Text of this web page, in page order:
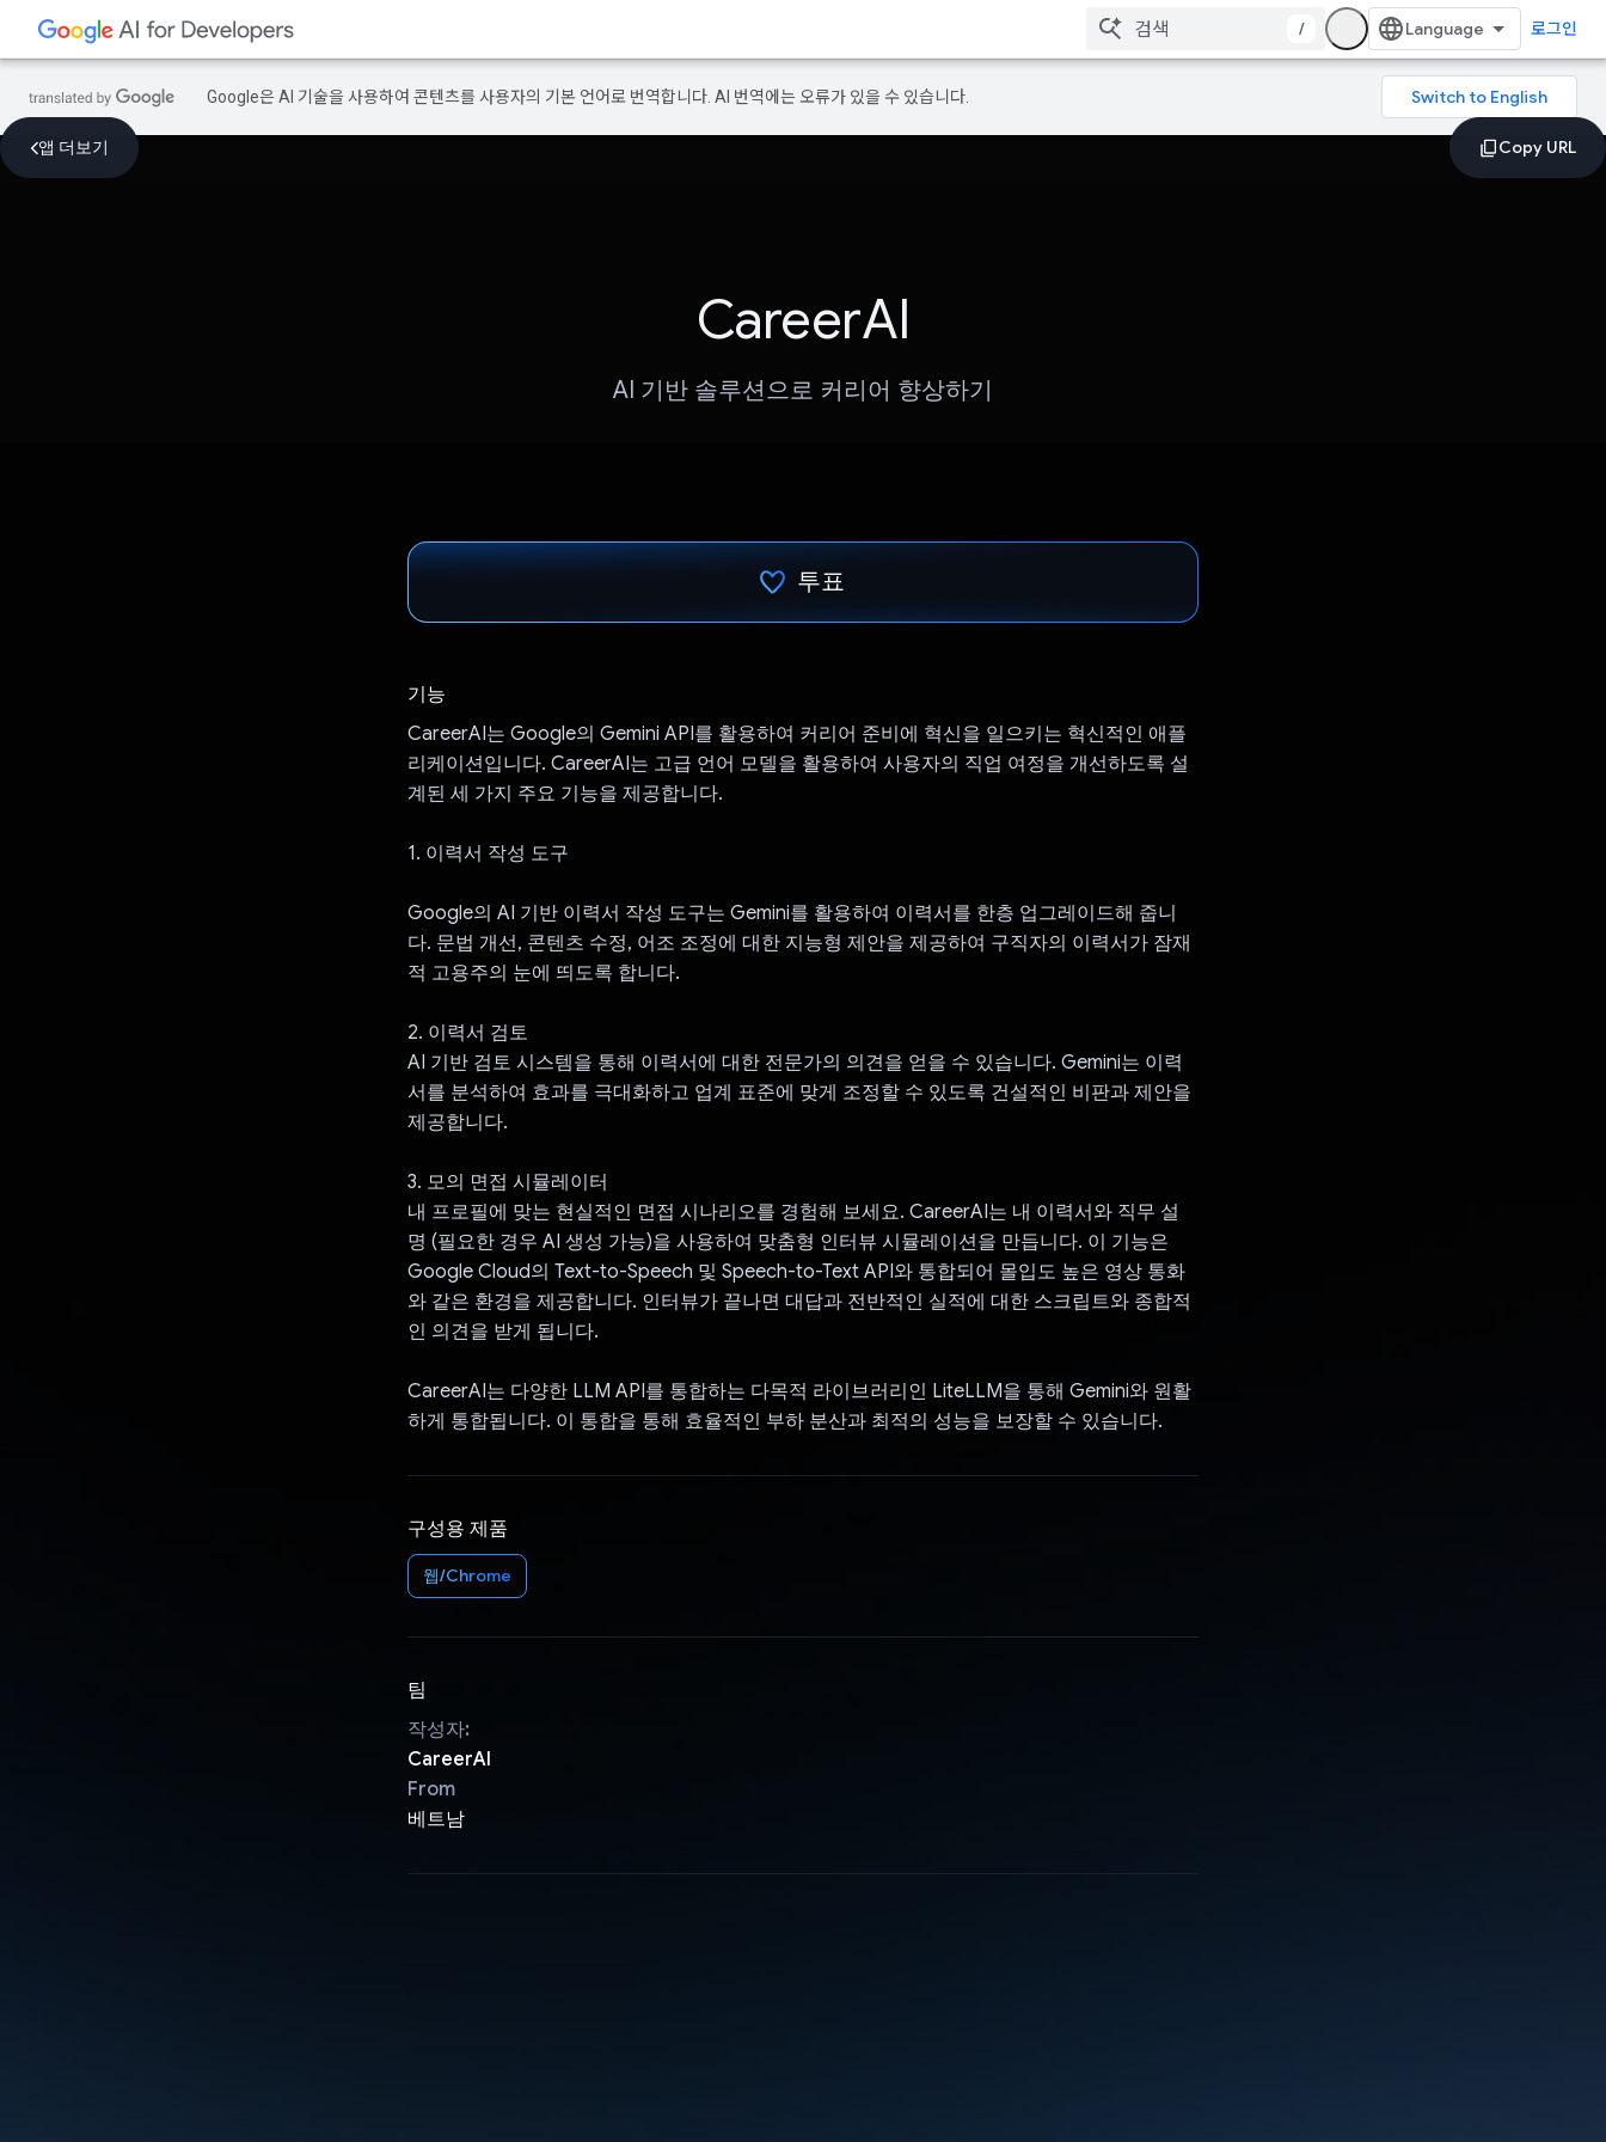
/ 로그인
Google은 AI 기술을 사용하여 콘텐츠를 사용자의 기본 언어로 번역합니다. AI 번역에는 오류가 있을 수 있습니다.
앱 더보기
CareerAI
AI 기반 솔루션으로 커리어 향상하기
투표
기능
CareerAI는 Google의 Gemini API를 활용하여 커리어 준비에 혁신을 일으키는 혁신적인 애플
리케이션입니다. CareerAI는 고급 언어 모델을 활용하여 사용자의 직업 여정을 개선하도록 설
계된 세 가지 주요 기능을 제공합니다.
1. 이력서 작성 도구
Google의 AI 기반 이력서 작성 도구는 Gemini를 활용하여 이력서를 한층 업그레이드해 줍니
다. 문법 개선, 콘텐츠 수정, 어조 조정에 대한 지능형 제안을 제공하여 구직자의 이력서가 잠재
적 고용주의 눈에 띄도록 합니다.
2. 이력서 검토
AI 기반 검토 시스템을 통해 이력서에 대한 전문가의 의견을 얻을 수 있습니다. Gemini는 이력
서를 분석하여 효과를 극대화하고 업계 표준에 맞게 조정할 수 있도록 건설적인 비판과 제안을
제공합니다.
3. 모의 면접 시뮬레이터
내 프로필에 맞는 현실적인 면접 시나리오를 경험해 보세요. CareerAI는 내 이력서와 직무 설
명 (필요한 경우 AI 생성 가능)을 사용하여 맞춤형 인터뷰 시뮬레이션을 만듭니다. 이 기능은
Google Cloud의 Text-to-Speech 및 Speech-to-Text API와 통합되어 몰입도 높은 영상 통화
와 같은 환경을 제공합니다. 인터뷰가 끝나면 대답과 전반적인 실적에 대한 스크립트와 종합적
인 의견을 받게 됩니다.
CareerAI는 다양한 LLM API를 통합하는 다목적 라이브러리인 LiteLLM을 통해 Gemini와 원활
하게 통합됩니다. 이 통합을 통해 효율적인 부하 분산과 최적의 성능을 보장할 수 있습니다.
구성용 제품
웹/Chrome
팀
작성자:
CareerAI
From
베트남